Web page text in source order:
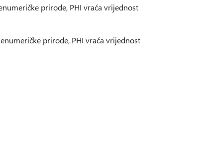
prirode, PHI vraća vrijednost
prirode, PHI vraća vrijednost